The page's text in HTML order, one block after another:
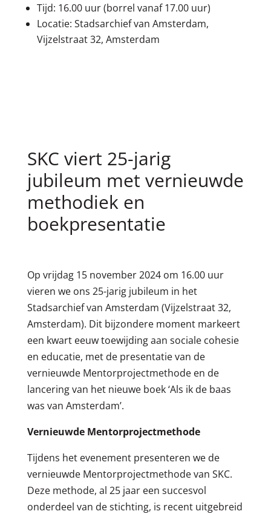
Tijd: 16.00 uur (borrel vanaf 17.00 uur)
Locatie: Stadsarchief van Amsterdam,
Vijzelstraat 32, Amsterdam
SKC viert 25-jarig
jubileum met vernieuwde
methodiek en
boekpresentatie
Op vrijdag 15 november 2024 om 16.00 uur
vieren we ons 25-jarig jubileum in het
Stadsarchief van Amsterdam (Vijzelstraat 32,
Amsterdam). Dit bijzondere moment markeert
een kwart eeuw toewijding aan sociale cohesie
en educatie, met de presentatie van de
vernieuwde Mentorprojectmethode en de
lancering van het nieuwe boek ‘Als ik de baas
was van Amsterdam’.
Vernieuwde Mentorprojectmethode
Tijdens het evenement presenteren we de
vernieuwde Mentorprojectmethode van SKC.
Deze methode, al 25 jaar een succesvol
onderdeel van de stichting, is recent uitgebreid